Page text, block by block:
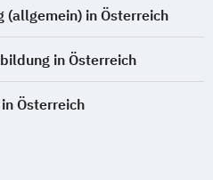
in Österreich
in Österreich
Österreich